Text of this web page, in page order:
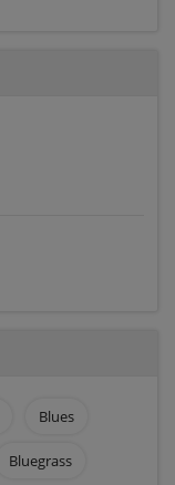
Blues
Bluegrass